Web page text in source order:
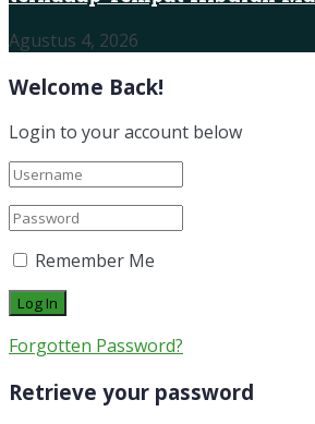
Agustus 4, 2026
Welcome Back!
Login to your account below
Remember Me
Forgotten Password?
Retrieve your password